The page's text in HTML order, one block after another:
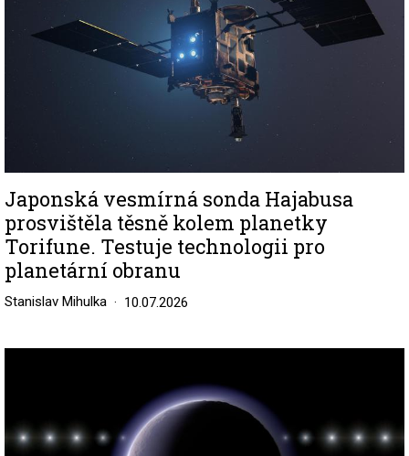
Japonská vesmírná sonda Hajabusa
prosvištěla těsně kolem planetky
Torifune. Testuje technologii pro
planetární obranu
Stanislav Mihulka 10.07.2026